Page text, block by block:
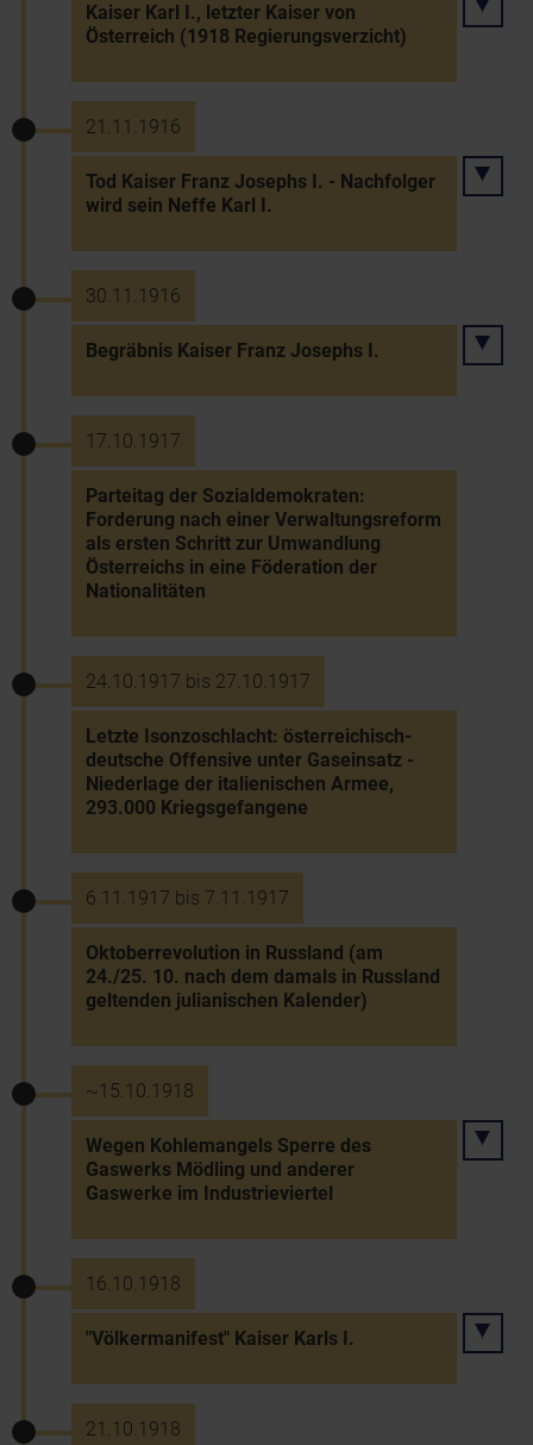
Kaiser Karl I., letzter Kaiser von
Österreich (1918 Regierungsverzicht)
21.11.1916
Tod Kaiser Franz Josephs I. - Nachfolger
wird sein Neffe Karl I.
30.11.1916
Begräbnis Kaiser Franz Josephs I.
17.10.1917
Parteitag der Sozialdemokraten:
Forderung nach einer Verwaltungsreform
als ersten Schritt zur Umwandlung
Österreichs in eine Föderation der
Nationalitäten
24.10.1917 bis 27.10.1917
Letzte Isonzoschlacht: österreichisch-
deutsche Offensive unter Gaseinsatz -
Niederlage der italienischen Armee,
293.000 Kriegsgefangene
6.11.1917 bis 7.11.1917
Oktoberrevolution in Russland (am
24./25. 10. nach dem damals in Russland
geltenden julianischen Kalender)
~15.10.1918
Wegen Kohlemangels Sperre des
Gaswerks Mödling und anderer
Gaswerke im Industrieviertel
16.10.1918
"Völkermanifest" Kaiser Karls I.
21.10.1918